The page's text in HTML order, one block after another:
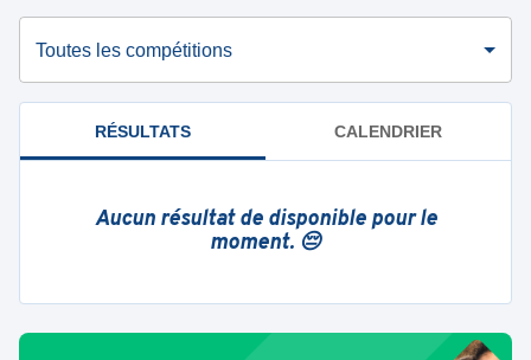
Toutes les compétitions
RÉSULTATS CALENDRIER
Aucun résultat de disponible pour le
moment. 😔